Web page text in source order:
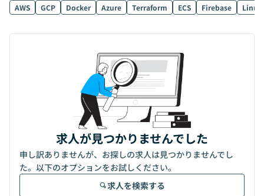
AWS
GCP Docker Azure Terraform ECS Firebase Linux
求人が見つかりませんでした
申し訳ありませんが、お探しの求人は見つかりませんでし
た。以下のオプションをお試しください。
求人を検索する